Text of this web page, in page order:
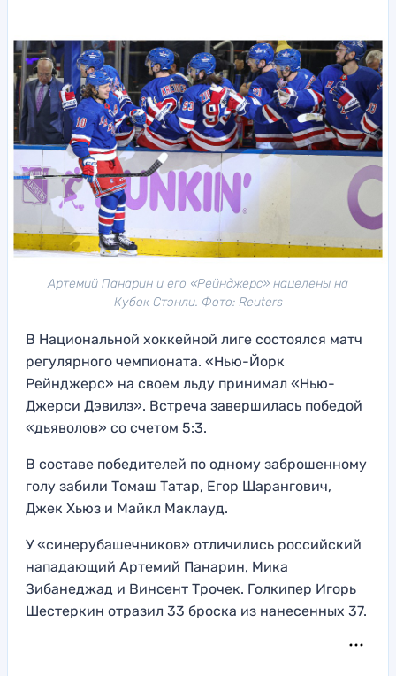
Артемий Панарин и его «Рейнджерс» нацелены на
Кубок Стэнли. Фото: Reuters
В Национальной хоккейной лиге состоялся матч
регулярного чемпионата. «Нью-Йорк
Рейнджерс» на своем льду принимал «Нью-
Джерси Дэвилз». Встреча завершилась победой
«дьяволов» со счетом 5:3.
В составе победителей по одному заброшенному
голу забили Томаш Татар, Егор Шарангович,
Джек Хьюз и Майкл Маклауд.
У «синерубашечников» отличились российский
нападающий Артемий Панарин, Мика
Зибанеджад и Винсент Трочек. Голкипер Игорь
Шестеркин отразил 33 броска из нанесенных 37.